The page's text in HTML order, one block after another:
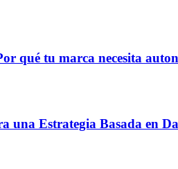
qué tu marca necesita
una Estrategia Basada en